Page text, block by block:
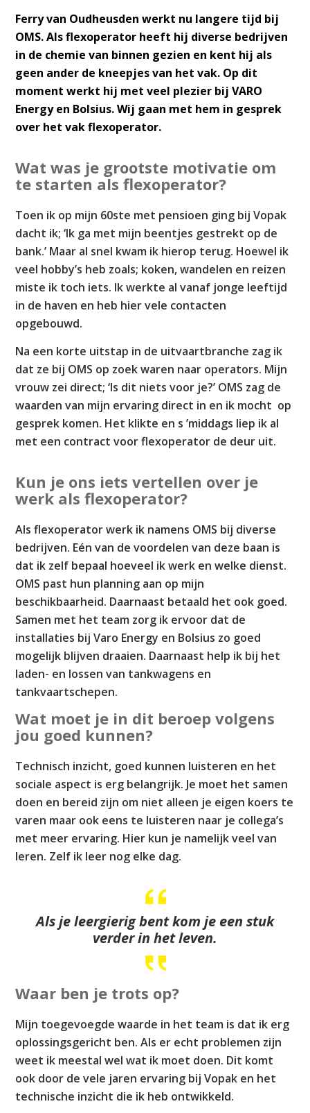
Ferry van Oudheusden werkt nu langere tijd bij
OMS. Als flexoperator heeft hij diverse bedrijven
in de chemie van binnen gezien en kent hij als
geen ander de kneepjes van het vak. Op dit
moment werkt hij met veel plezier bij VARO
Energy en Bolsius. Wij gaan met hem in gesprek
over het vak flexoperator.
Wat was je grootste motivatie om
te starten als flexoperator?
Toen ik op mijn 60ste met pensioen ging bij Vopak
dacht ik; ‘Ik ga met mijn beentjes gestrekt op de
bank.’ Maar al snel kwam ik hierop terug. Hoewel ik
veel hobby’s heb zoals; koken, wandelen en reizen
miste ik toch iets. Ik werkte al vanaf jonge leeftijd
in de haven en heb hier vele contacten
opgebouwd.
Na een korte uitstap in de uitvaartbranche zag ik
dat ze bij OMS op zoek waren naar operators. Mijn
vrouw zei direct; ‘Is dit niets voor je?’ OMS zag de
waarden van mijn ervaring direct in en ik mocht op
gesprek komen. Het klikte en s ’middags liep ik al
met een contract voor flexoperator de deur uit.
Kun je ons iets vertellen over je
werk als flexoperator?
Als flexoperator werk ik namens OMS bij diverse
bedrijven. Eén van de voordelen van deze baan is
dat ik zelf bepaal hoeveel ik werk en welke dienst.
OMS past hun planning aan op mijn
beschikbaarheid. Daarnaast betaald het ook goed.
Samen met het team zorg ik ervoor dat de
installaties bij Varo Energy en Bolsius zo goed
mogelijk blijven draaien. Daarnaast help ik bij het
laden- en lossen van tankwagens en
tankvaartschepen.
Wat moet je in dit beroep volgens
jou goed kunnen?
Technisch inzicht, goed kunnen luisteren en het
sociale aspect is erg belangrijk. Je moet het samen
doen en bereid zijn om niet alleen je eigen koers te
varen maar ook eens te luisteren naar je collega’s
met meer ervaring. Hier kun je namelijk veel van
leren. Zelf ik leer nog elke dag.
Als je leergierig bent kom je een stuk
verder in het leven.
Waar ben je trots op?
Mijn toegevoegde waarde in het team is dat ik erg
oplossingsgericht ben. Als er echt problemen zijn
weet ik meestal wel wat ik moet doen. Dit komt
ook door de vele jaren ervaring bij Vopak en het
technische inzicht die ik heb ontwikkeld.